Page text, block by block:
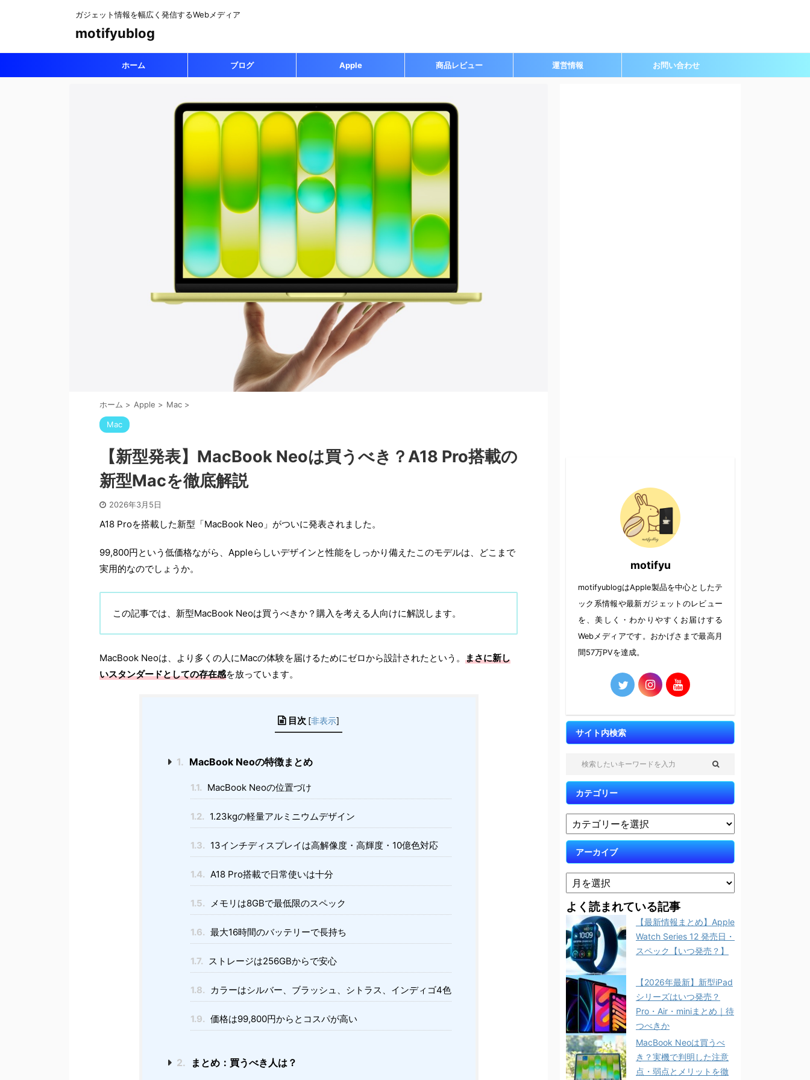
ガジェット情報を幅広く発信するWebメディア
motifyublog
ホーム ブログ Apple 商品レビュー 運営情報 お問い合わせ
ホーム > Apple > Mac >
Mac
【新型発表】MacBook Neoは買うべき？A18 Pro搭載の
新型Macを徹底解説
2026年3月5日
A18 Proを搭載した新型「MacBook Neo」がついに発表されました。
99,800円という低価格ながら、Appleらしいデザインと性能をしっかり備えたこのモデルは、どこまで
実用的なのでしょうか。
この記事では、新型MacBook Neoは買うべきか？購入を考える人向けに解説します。
MacBook Neoは、より多くの人にMacの体験を届けるためにゼロから設計されたという。 まさに新し
いスタンダードとしての存在感を放っています。
目次 [非表示]
1. MacBook Neoの特徴まとめ
1.1. MacBook Neoの位置づけ
1.2. 1.23kgの軽量アルミニウムデザイン
1.3. 13インチディスプレイは高解像度・高輝度・10億色対応
1.4. A18 Pro搭載で日常使いは十分
1.5. メモリは8GBで最低限のスペック
1.6. 最大16時間のバッテリーで長持ち
1.7. ストレージは256GBからで安心
1.8. カラーはシルバー、ブラッシュ、シトラス、インディゴ4色
1.9. 価格は99,800円からとコスパが高い
2. まとめ：買うべき人は？
motifyu
motifyublogはApple製品を中心としたテ
ック系情報や最新ガジェットのレビュー
を、美しく・わかりやすくお届けする
Webメディアです。おかげさまで最高月
間57万PVを達成。
サイト内検索
カテゴリー
アーカイブ
よく読まれている記事
【最新情報まとめ】Apple
Watch Series 12 発売日・
スペック【いつ発売？】
【2026年最新】新型iPad
シリーズはいつ発売？
Pro・Air・miniまとめ｜待
つべきか
MacBook Neoは買うべ
き？実機で判明した注意
点・弱点とメリットを徹